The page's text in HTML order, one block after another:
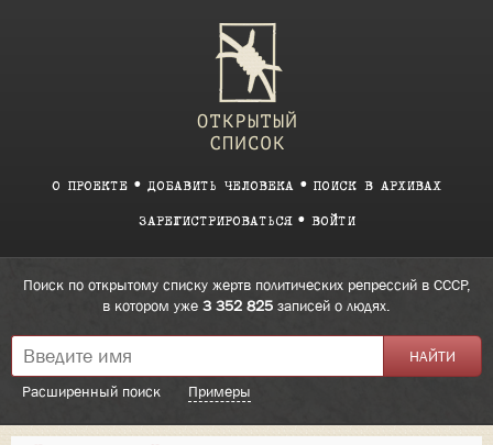
О ПРОЕКТЕ ДОБАВИТЬ ЧЕЛОВЕКА ПОИСК В АРХИВАХ
ЗАРЕГИСТРИРОВАТЬСЯ ВОЙТИ
Поиск по открытому списку жертв политических репрессий в СССР,
в котором уже 3 352 825 записей о людях.
Расширенный поиск Примеры